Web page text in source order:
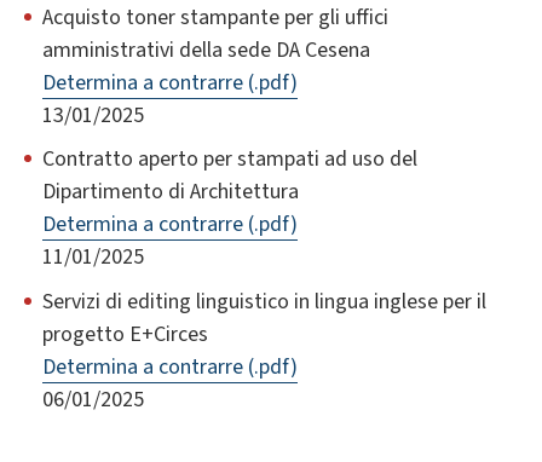
Acquisto toner stampante per gli uffici
amministrativi della sede DA Cesena
Determina a contrarre (.pdf)
13/01/2025
Contratto aperto per stampati ad uso del
Dipartimento di Architettura
Determina a contrarre (.pdf)
11/01/2025
Servizi di editing linguistico in lingua inglese per il
progetto E+Circes
Determina a contrarre (.pdf)
06/01/2025